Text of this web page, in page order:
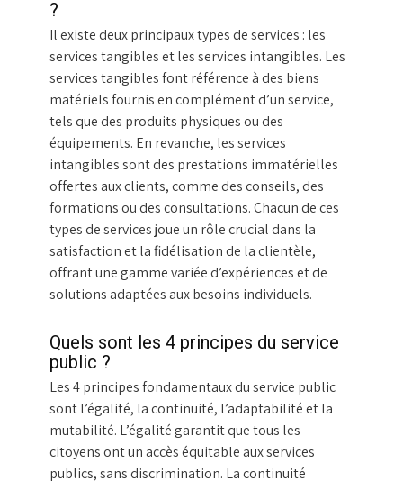
?
Il existe deux principaux types de services : les
services tangibles et les services intangibles. Les
services tangibles font référence à des biens
matériels fournis en complément d’un service,
tels que des produits physiques ou des
équipements. En revanche, les services
intangibles sont des prestations immatérielles
offertes aux clients, comme des conseils, des
formations ou des consultations. Chacun de ces
types de services joue un rôle crucial dans la
satisfaction et la fidélisation de la clientèle,
offrant une gamme variée d’expériences et de
solutions adaptées aux besoins individuels.
Quels sont les 4 principes du service
public ?
Les 4 principes fondamentaux du service public
sont l’égalité, la continuité, l’adaptabilité et la
mutabilité. L’égalité garantit que tous les
citoyens ont un accès équitable aux services
publics, sans discrimination. La continuité